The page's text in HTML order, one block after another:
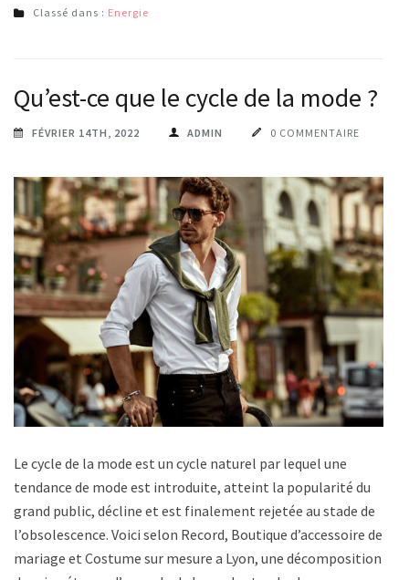
Classé dans : Energie
Qu’est-ce que le cycle de la mode ?
FÉVRIER 14TH, 2022 ADMIN 0 COMMENTAIRE
Le cycle de la mode est un cycle naturel par lequel une
tendance de mode est introduite, atteint la popularité du
grand public, décline et est finalement rejetée au stade de
l’obsolescence. Voici selon Record, Boutique d’accessoire de
mariage et Costume sur mesure a Lyon, une décomposition